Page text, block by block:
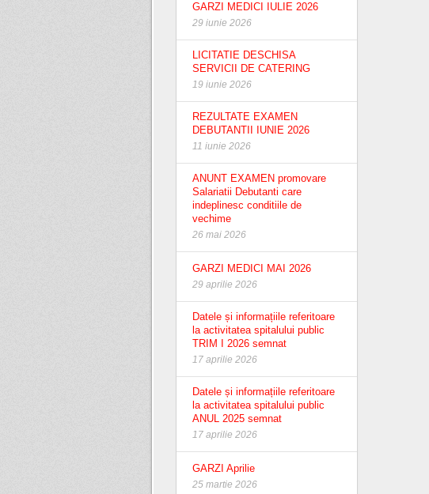
GARZI MEDICI IULIE 2026
29 iunie 2026
LICITATIE DESCHISA
SERVICII DE CATERING
19 iunie 2026
REZULTATE EXAMEN
DEBUTANTII IUNIE 2026
11 iunie 2026
ANUNT EXAMEN promovare
Salariatii Debutanti care
indeplinesc conditiile de
vechime
26 mai 2026
GARZI MEDICI MAI 2026
29 aprilie 2026
Datele și informațiile referitoare
la activitatea spitalului public
TRIM I 2026 semnat
17 aprilie 2026
Datele și informațiile referitoare
la activitatea spitalului public
ANUL 2025 semnat
17 aprilie 2026
GARZI Aprilie
25 martie 2026